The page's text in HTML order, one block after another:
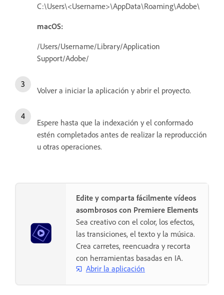
C:\Users\<Username>\AppData\Roaming\Adobe\
macOS:
/Users/Username/Library/Application
Support/Adobe/
Volver a iniciar la aplicación y abrir el proyecto.
Espere hasta que la indexación y el conformado
estén completados antes de realizar la reproducción
u otras operaciones.
Edite y comparta fácilmente vídeos
asombrosos con Premiere Elements
Sea creativo con el color, los efectos,
las transiciones, el texto y la música.
Crea carretes, reencuadra y recorta
con herramientas basadas en IA.
Abrir la aplicación